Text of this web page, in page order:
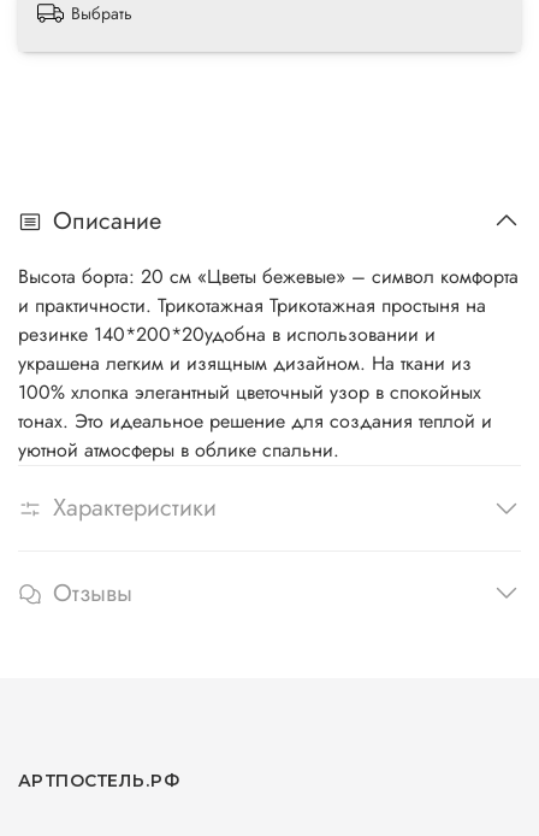
Выбрать
Описание
Высота борта: 20 см «Цветы бежевые» – символ комфорта
и практичности. Трикотажная Трикотажная простыня на
резинке 140*200*20удобна в использовании и
украшена легким и изящным дизайном. На ткани из
100% хлопка элегантный цветочный узор в спокойных
тонах. Это идеальное решение для создания теплой и
уютной атмосферы в облике спальни.
Характеристики
Отзывы
АРТПОСТЕЛЬ.РФ